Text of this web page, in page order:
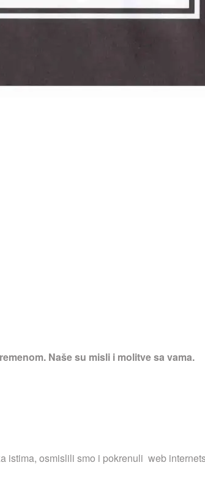
Naše su misli i molitve sa vama.
istima, osmislili smo i pokrenuli web